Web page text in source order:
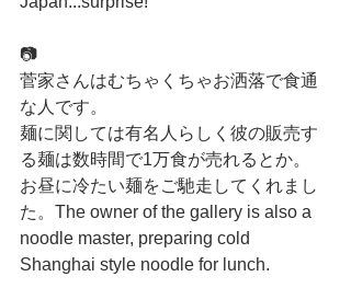
📷
菅家さんはむちゃくちゃお洒落で食通
な人です。
麺に関しては有名人らしく彼の販売す
る麺は数時間で1万食が売れるとか。
お昼に冷たい麺をご馳走してくれまし
た。The owner of the gallery is also a
noodle master, preparing cold
Shanghai style noodle for lunch.